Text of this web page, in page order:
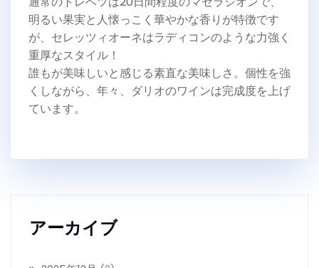
明るい果実と人懐っこく華やかな香りが特徴です
が、セレッツィオーネはラディコンのような力強く
重厚なスタイル！
誰もが美味しいと感じる素直な美味しさ。個性を強
くしながら、年々、ダリオのワインは完成度を上げ
ています。
アーカイブ